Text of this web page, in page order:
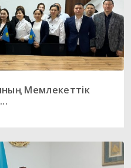
Мемлекеттік